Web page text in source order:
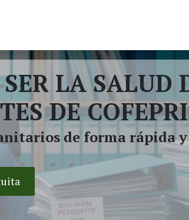
LA SALUD
DE
de forma rápida